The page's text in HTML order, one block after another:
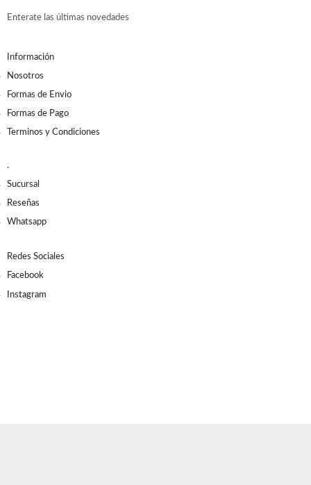
Enterate las últimas novedades
Información
Nosotros
Formas de Envio
Formas de Pago
Terminos y Condiciones
.
Sucursal
Reseñas
Whatsapp
Redes Sociales
Facebook
Instagram